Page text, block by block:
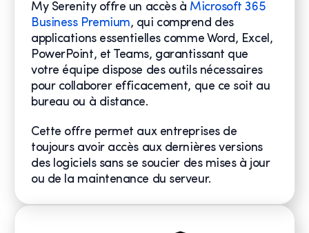
My Serenityoffre un accès à Microsoft 365
Business Premium, qui comprend des
applications essentielles comme Word, Excel,
PowerPoint, et Teams, garantissant que
votre équipe dispose des outils nécessaires
pour collaborer efficacement, que ce soit au
bureau ou à distance.
Cette offre permet aux entreprises de
toujours avoir accès aux dernières versions
des logiciels sans se soucier des mises à jour
ou de la maintenance du serveur.